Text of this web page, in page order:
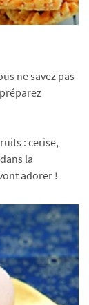
ne savez pas
: cerise,
la
adorer !